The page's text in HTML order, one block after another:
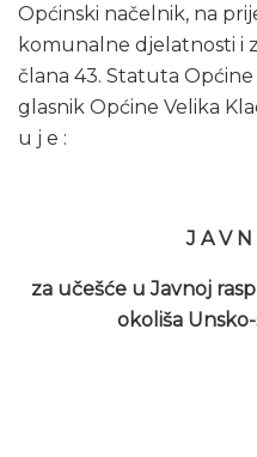
Općinski načelnik, na
komunalne djelatnosti i
člana 43. Statuta Općine
glasnik Općine Velika
u j e :
J A V
za učešće u Javnoj
okoliša